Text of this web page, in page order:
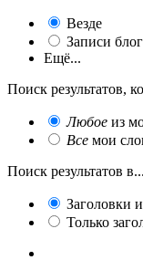
Везде
Записи
Ещё...
Поиск результатов,
Любое из
Все мои
Поиск результатов в...
Заголовки
Только